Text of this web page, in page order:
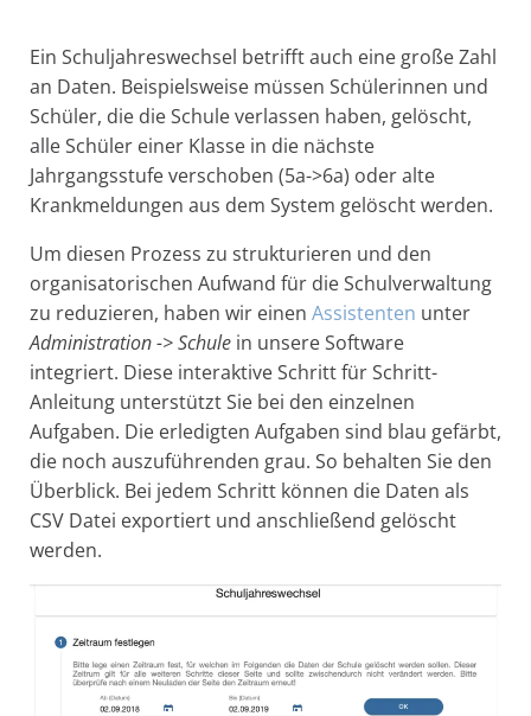
Ein Schuljahreswechsel betrifft auch eine große Zahl
an Daten. Beispielsweise müssen Schülerinnen und
Schüler, die die Schule verlassen haben, gelöscht,
alle Schüler einer Klasse in die nächste
Jahrgangsstufe verschoben (5a->6a) oder alte
Krankmeldungen aus dem System gelöscht werden.
Um diesen Prozess zu strukturieren und den
organisatorischen Aufwand für die Schulverwaltung
zu reduzieren, haben wir einen Assistenten unter
Administration -> Schule in unsere Software
integriert. Diese interaktive Schritt für Schritt-
Anleitung unterstützt Sie bei den einzelnen
Aufgaben. Die erledigten Aufgaben sind blau gefärbt,
die noch auszuführenden grau. So behalten Sie den
Überblick. Bei jedem Schritt können die Daten als
CSV Datei exportiert und anschließend gelöscht
werden.